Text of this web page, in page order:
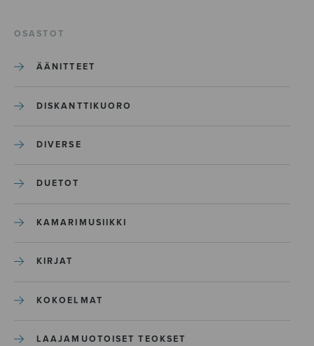
OSASTOT
ÄÄNITTEET
DISKANTTIKUORO
DIVERSE
DUETOT
KAMARIMUSIIKKI
KIRJAT
KOKOELMAT
LAAJAMUOTOISET TEOKSET